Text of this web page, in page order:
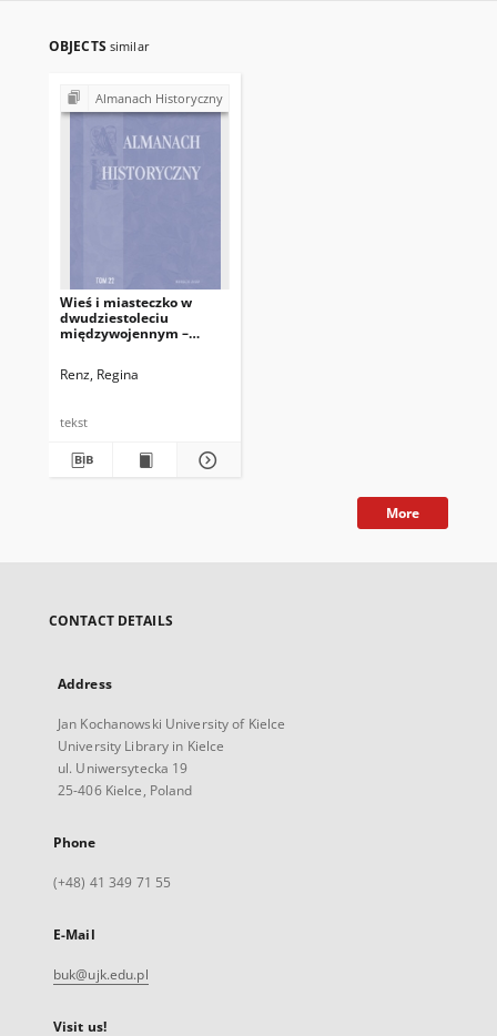
OBJECTS similar
Almanach Historyczny
Wieś i miasteczko w
dwudziestoleciu
międzywojennym –
Renz, Regina
tekst
More
CONTACT DETAILS
Address
Jan Kochanowski University of Kielce
University Library in Kielce
ul. Uniwersytecka 19
25-406 Kielce, Poland
Phone
(+48) 41 349 71 55
E-Mail
buk@ujk.edu.pl
Visit us!